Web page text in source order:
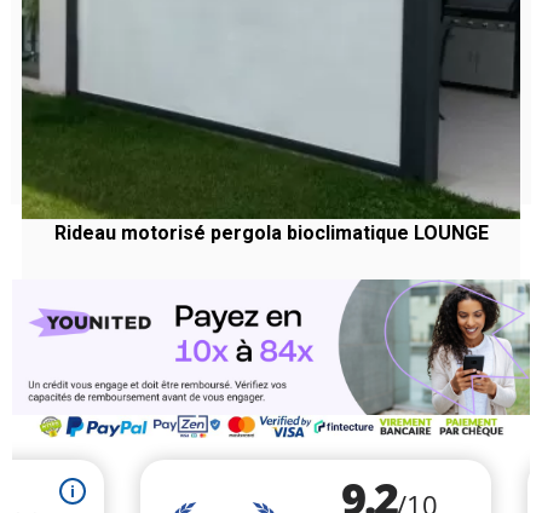
Rideau motorisé pergola bioclimatique LOUNGE
habituel
Prix
542,88 €